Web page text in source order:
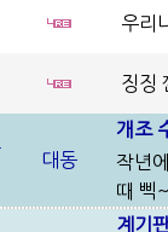
우리
징징
대동
개조
작년
때 삑
계기